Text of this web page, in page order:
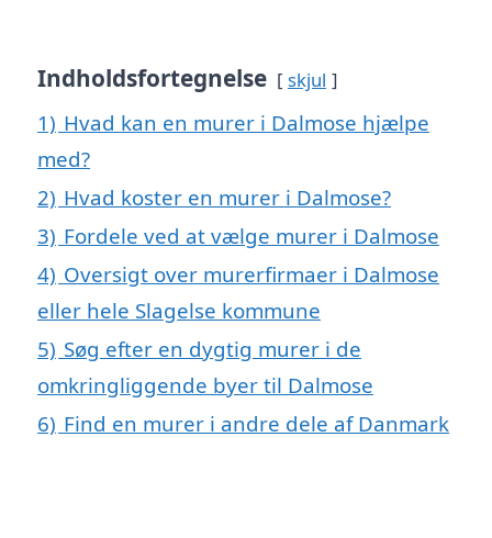
Indholdsfortegnelse skjul
1) Hvad kan en murer i Dalmose hjælpe
med?
2) Hvad koster en murer i Dalmose?
3) Fordele ved at vælge murer i Dalmose
4) Oversigt over murerfirmaer i Dalmose
eller hele Slagelse kommune
5) Søg efter en dygtig murer i de
omkringliggende byer til Dalmose
6) Find en murer i andre dele af Danmark